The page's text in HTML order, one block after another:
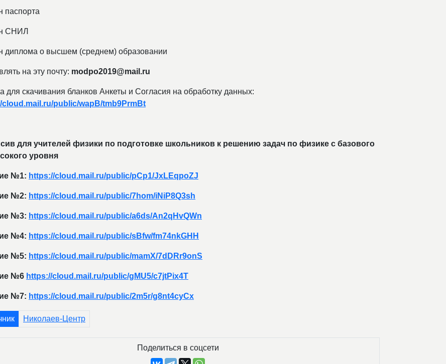
паспорта
СНИЛ
диплома о высшем (среднем) образовании
на эту почту: modpo2019@mail.ru
для скачивания бланков Анкеты и Согласия на обработку данных:
cloud.mail.ru/public/wapB/tmb9PrmBt
для учителей физики по подготовке школьников к решению задач по физике с базового
уровня
№1: https://cloud.mail.ru/public/pCp1/JxLEqpoZJ
№2: https://cloud.mail.ru/public/7hom/iNiP8Q3sh
№3: https://cloud.mail.ru/public/a6ds/An2qHvQWn
№4: https://cloud.mail.ru/public/sBfw/fm74nkGHH
№5: https://cloud.mail.ru/public/mamX/7dDRr9onS
№6 https://cloud.mail.ru/public/gMU5/c7jtPix4T
№7: https://cloud.mail.ru/public/2m5r/g8nt4cyCx
Николаев-Центр
Поделиться в соцсети